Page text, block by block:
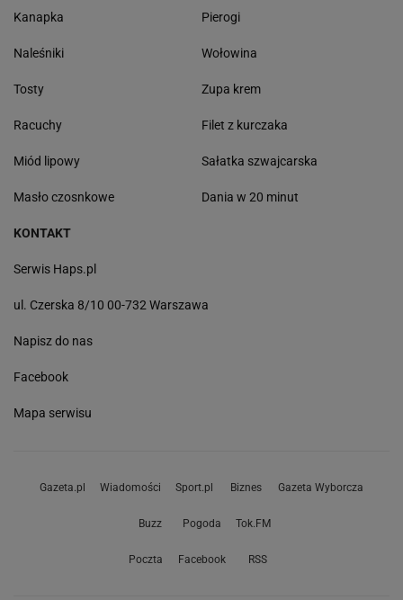
Kanapka
Naleśniki
Tosty
Racuchy
Miód lipowy
Masło czosnkowe
Pierogi
Wołowina
Zupa krem
Filet z kurczaka
Sałatka szwajcarska
Dania w 20 minut
KONTAKT
Serwis Haps.pl
ul. Czerska 8/10 00-732 Warszawa
Napisz do nas
Facebook
Mapa serwisu
Gazeta.pl Wiadomości Sport.pl Biznes Gazeta Wyborcza
Buzz Pogoda Tok.FM
Poczta Facebook RSS